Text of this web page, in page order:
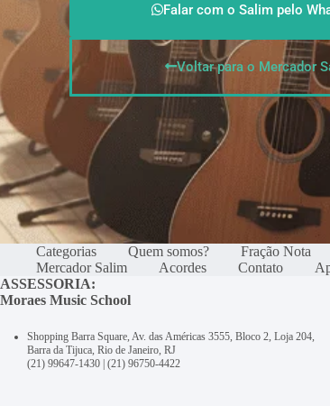
Falar com o Salim pelo
Voltar para o Mercador
Categorias Quem somos? Fração Nota
Mercador Salim
Acordes Contato
ASSESSORIA:
Moraes Music School
Shopping Barra Square, Av. das Américas 3555, Bloco 2, Loja 204,
Barra da Tijuca, Rio de Janeiro, RJ
(21) 99647-1430 | (21) 96750-4422